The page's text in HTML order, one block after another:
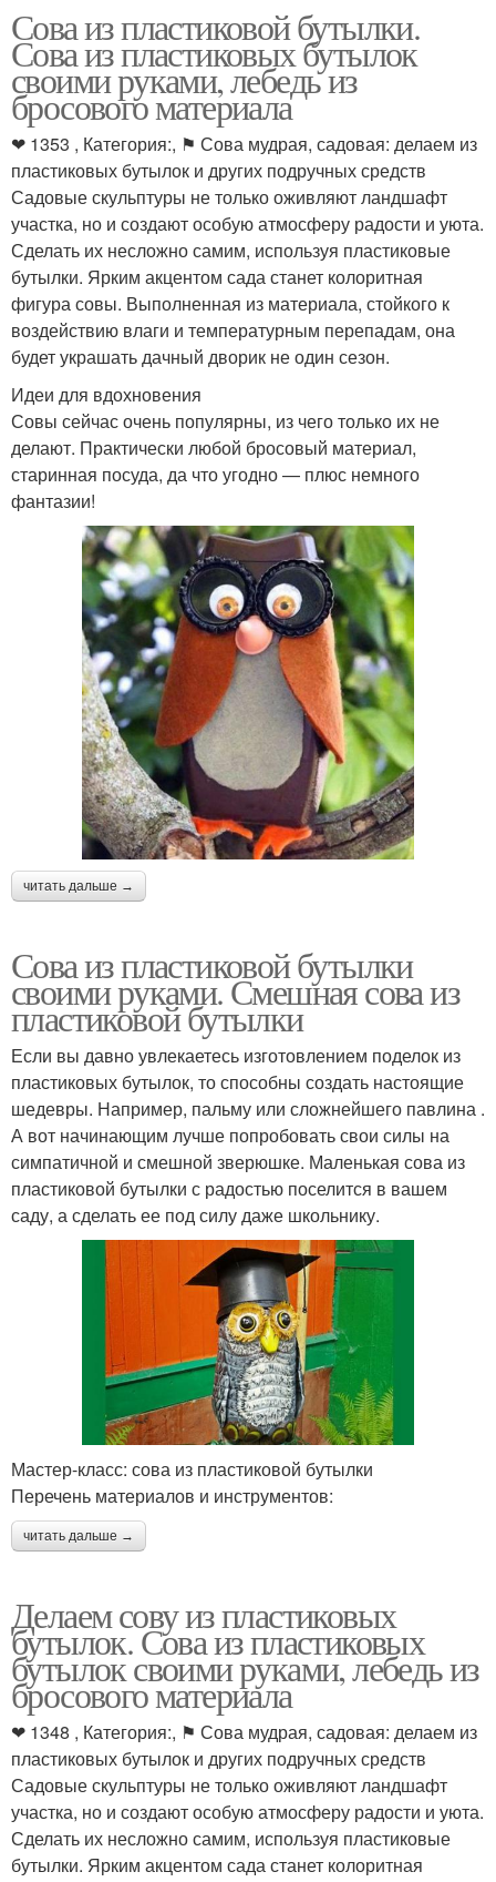
Сова из пластиковой бутылки.
Сова из пластиковых бутылок
своими руками, лебедь из
бросового материала
❤ 1353 , Категория:, ⚑ Сова мудрая, садовая: делаем из
пластиковых бутылок и других подручных средств
Садовые скульптуры не только оживляют ландшафт
участка, но и создают особую атмосферу радости и уюта.
Сделать их несложно самим, используя пластиковые
бутылки. Ярким акцентом сада станет колоритная
фигура совы. Выполненная из материала, стойкого к
воздействию влаги и температурным перепадам, она
будет украшать дачный дворик не один сезон.
Идеи для вдохновения
Совы сейчас очень популярны, из чего только их не
делают. Практически любой бросовый материал,
старинная посуда, да что угодно — плюс немного
фантазии!
читать дальше →
Сова из пластиковой бутылки
своими руками. Смешная сова из
пластиковой бутылки
Если вы давно увлекаетесь изготовлением поделок из
пластиковых бутылок, то способны создать настоящие
шедевры. Например, пальму или сложнейшего павлина .
А вот начинающим лучше попробовать свои силы на
симпатичной и смешной зверюшке. Маленькая сова из
пластиковой бутылки с радостью поселится в вашем
саду, а сделать ее под силу даже школьнику.
Мастер-класс: сова из пластиковой бутылки
Перечень материалов и инструментов:
читать дальше →
Делаем сову из пластиковых
бутылок. Сова из пластиковых
бутылок своими руками, лебедь из
бросового материала
❤ 1348 , Категория:, ⚑ Сова мудрая, садовая: делаем из
пластиковых бутылок и других подручных средств
Садовые скульптуры не только оживляют ландшафт
участка, но и создают особую атмосферу радости и уюта.
Сделать их несложно самим, используя пластиковые
бутылки. Ярким акцентом сада станет колоритная